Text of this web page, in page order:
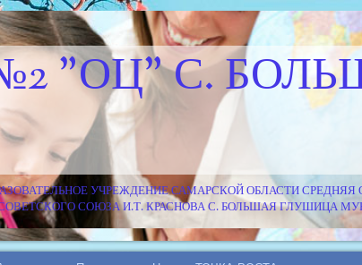
"ОЦ" С.
УЧРЕЖДЕНИЕ САМАРСКОЙ ОБЛАСТИ
СОВЕТСКОГО СОЮЗА И.Т. КРАСНОВА С. БОЛЬШАЯ ГЛУШИЦА